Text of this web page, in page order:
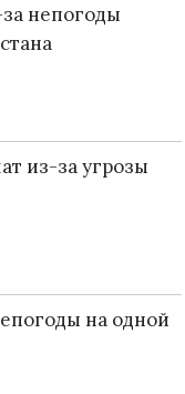
непогоды
из-за угрозы
на одной